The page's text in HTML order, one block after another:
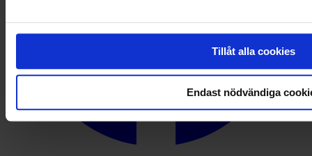
Tillåt alla cookies
Endast nödvändiga